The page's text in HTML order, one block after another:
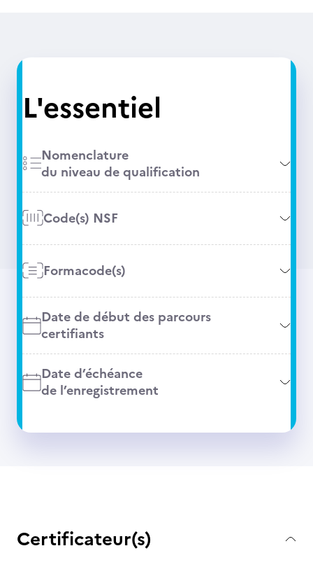
L'essentiel
Nomenclature
du niveau de qualification
Code(s) NSF
Formacode(s)
Date de début des parcours
certifiants
Date d’échéance
de l’enregistrement
Certificateur(s)